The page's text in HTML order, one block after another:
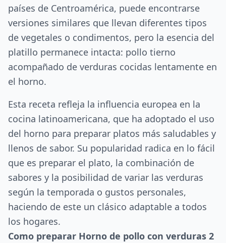
países de Centroamérica, puede encontrarse
versiones similares que llevan diferentes tipos
de vegetales o condimentos, pero la esencia del
platillo permanece intacta: pollo tierno
acompañado de verduras cocidas lentamente en
el horno.
Esta receta refleja la influencia europea en la
cocina latinoamericana, que ha adoptado el uso
del horno para preparar platos más saludables y
llenos de sabor. Su popularidad radica en lo fácil
que es preparar el plato, la combinación de
sabores y la posibilidad de variar las verduras
según la temporada o gustos personales,
haciendo de este un clásico adaptable a todos
los hogares.
Como preparar Horno de pollo con verduras 2